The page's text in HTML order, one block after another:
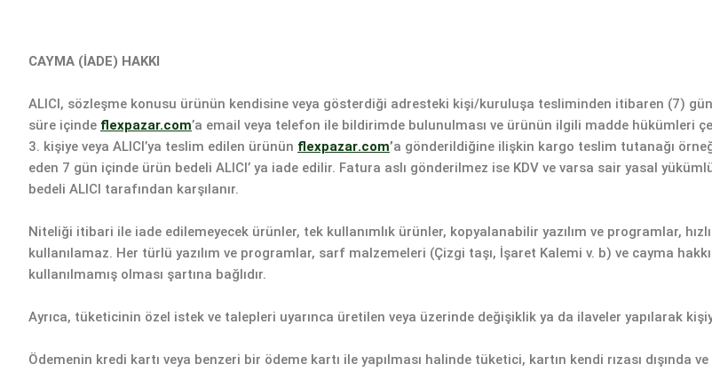
CAYMA (İADE) HAKKI
ALICI, sözleşme konusu ürünün kendisine veya gösterdiği adresteki kişi/kuruluşa tesliminden itibaren (7)
süre içinde flexpazar.com’a email veya telefon ile bildirimde bulunulması ve ürünün ilgili madde hükümleri
3. kişiye veya ALICI’ya teslim edilen ürünün flexpazar.com’a gönderildiğine ilişkin kargo teslim tutanağı
eden 7 gün içinde ürün bedeli ALICI’ ya iade edilir. Fatura aslı gönderilmez ise KDV ve varsa sair yasal
bedeli ALICI tarafından karşılanır.
Niteliği itibari ile iade edilemeyecek ürünler, tek kullanımlık ürünler, kopyalanabilir yazılım ve programlar,
kullanılamaz. Her türlü yazılım ve programlar, sarf malzemeleri (Çizgi taşı, İşaret Kalemi v. b) ve cayma
kullanılmamış olması şartına bağlıdır.
Ayrıca, tüketicinin özel istek ve talepleri uyarınca üretilen veya üzerinde değişiklik ya da ilaveler yapılarak
Ödemenin kredi kartı veya benzeri bir ödeme kartı ile yapılması halinde tüketici, kartın kendi rızası dışında